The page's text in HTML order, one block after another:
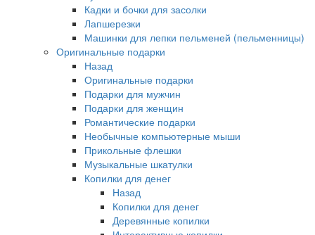
Кадки и бочки для засолки
Лапшерезки
Машинки для лепки пельменей (пельменницы)
Оригинальные подарки
Назад
Оригинальные подарки
Подарки для мужчин
Подарки для женщин
Романтические подарки
Необычные компьютерные мыши
Прикольные флешки
Музыкальные шкатулки
Копилки для денег
Назад
Копилки для денег
Деревянные копилки